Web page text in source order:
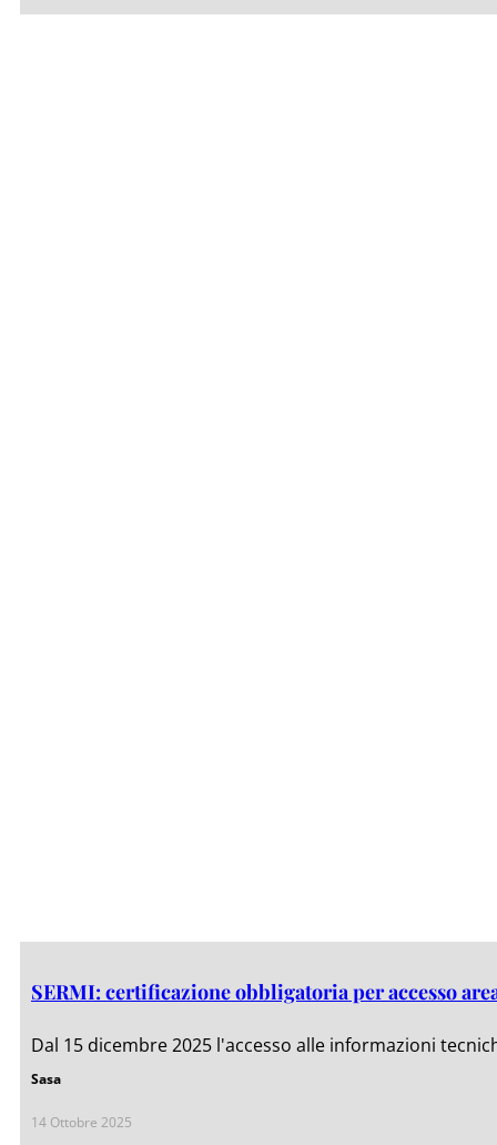
SERMI: certificazione obbligatoria per accesso
Dal 15 dicembre 2025 l'accesso alle informazioni
Sasa
14 Ottobre 2025